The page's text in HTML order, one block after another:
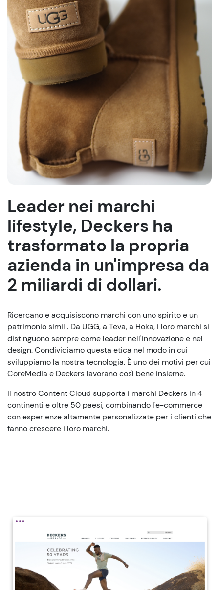
Leader nei marchi
lifestyle, Deckers ha
trasformato la propria
azienda in un'impresa da
2 miliardi di dollari.
Ricercano e acquisiscono marchi con uno spirito e un
patrimonio simili. Da UGG, a Teva, a Hoka, i loro marchi si
distinguono sempre come leader nell'innovazione e nel
design. Condividiamo questa etica nel modo in cui
sviluppiamo la nostra tecnologia. È uno dei motivi per cui
CoreMedia e Deckers lavorano così bene insieme.
Il nostro Content Cloud supporta i marchi Deckers in 4
continenti e oltre 50 paesi, combinando l'e-commerce
con esperienze altamente personalizzate per i clienti che
fanno crescere i loro marchi.